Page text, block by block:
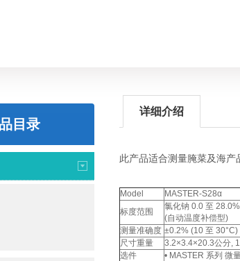
目录
详细介绍
此产品适合测量腌菜及海产
Model MASTER-S28α
标度范围
氯化钠 0.0 至 28.0%
(自动温度补偿型)
测量准确度 ±0.2% (10 至 30°C)
尺寸重量
3.2×3.4×20.3公分,
选件
• MASTER 系列 微